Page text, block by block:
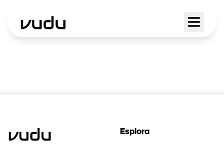
Esplora